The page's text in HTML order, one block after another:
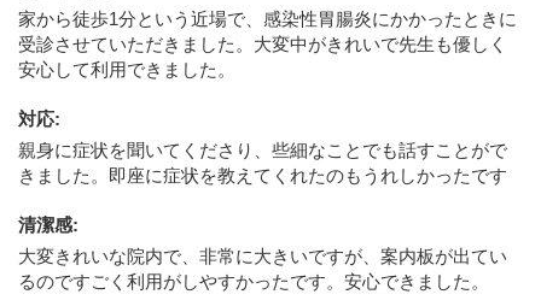
家から徒歩1分という近場で、感染性胃腸炎にかかったときに
受診させていただきました。大変中がきれいで先生も優しく
安心して利用できました。
対応:
親身に症状を聞いてくださり、些細なことでも話すことがで
きました。即座に症状を教えてくれたのもうれしかったです
清潔感:
大変きれいな院内で、非常に大きいですが、案内板が出てい
るのですごく利用がしやすかったです。安心できました。